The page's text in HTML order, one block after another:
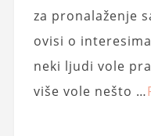
za pronalaženje
ovisi o
neki ljudi vole
više vole nešto …